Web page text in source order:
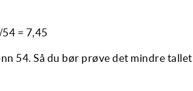
= 7,45
54. Så du bør prøve det mindre